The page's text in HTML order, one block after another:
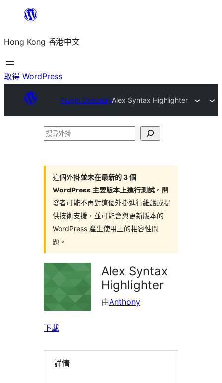
主
要
內
Hong Kong 香港中文
取得 WordPress
Plugin DirectoryAlex Syntax Highlighter
搜
這個外掛並未在最新的 3 個
WordPress 主要版本上進行測試 。開
發者可能不再對這個外掛進行維護或提
供技術支援，並可能會與更新版本的
WordPress 產生使用上的相容性問
題。
Alex Syntax
Highlighter
由Anthony
下載
詳情